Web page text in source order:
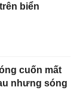
biển
cuốn mất
nhưng sóng